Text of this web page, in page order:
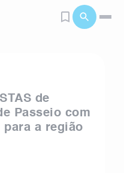
de
Passeio com
para a região